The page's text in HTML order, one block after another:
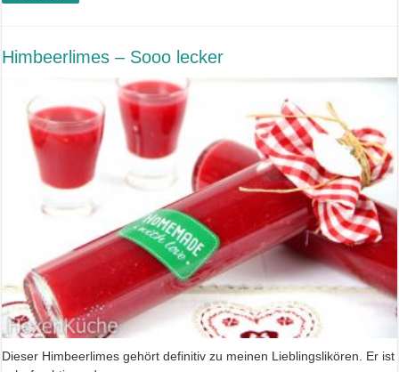
Himbeerlimes – Sooo lecker
Dieser Himbeerlimes gehört definitiv zu meinen Lieblingslikören. Er ist